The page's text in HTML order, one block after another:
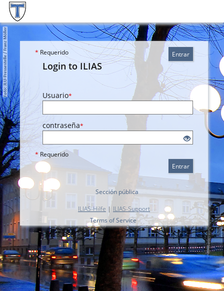
Entrar
* Requerido
Login to ILIAS
Usuario*
contraseña*
* Requerido
Entrar
Sección pública
ILIAS-Hilfe | ILIAS-Support
Terms of Service